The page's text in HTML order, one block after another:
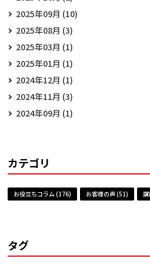
2025年09月 (10)
2025年08月 (3)
2025年03月 (1)
2025年01月 (1)
2024年12月 (1)
2024年11月 (3)
2024年09月 (1)
カテゴリ
お役立ちコラム (176) お客様の声 (51)
タグ